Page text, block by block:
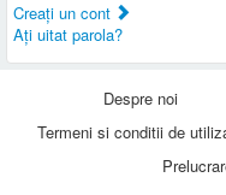
Creaţi un cont
Aţi uitat parola?
Despre noi
Termeni si conditii de